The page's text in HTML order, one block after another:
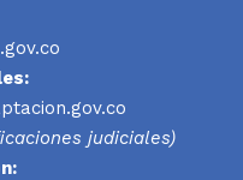
judiciales)